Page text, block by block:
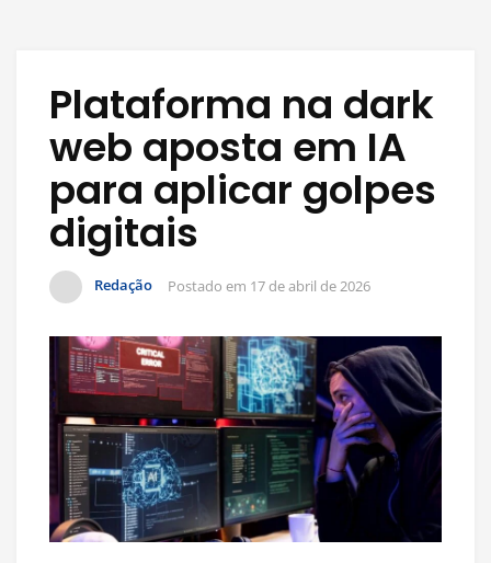
Plataforma na dark
web aposta em IA
para aplicar golpes
digitais
Redação Postado em 17 de abril de 2026